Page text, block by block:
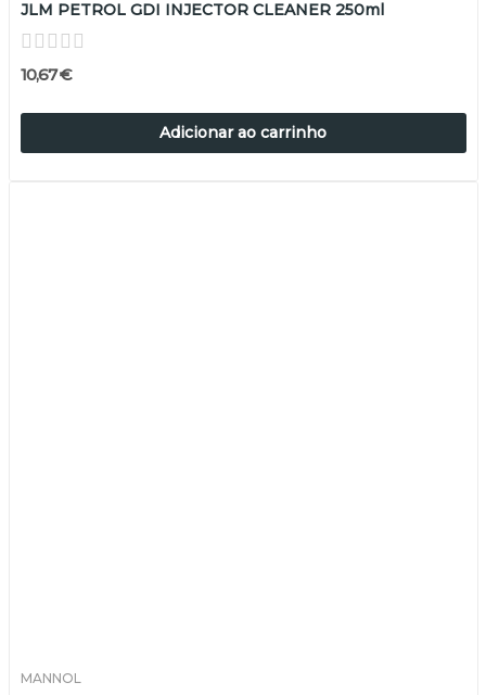
JLM PETROL GDI INJECTOR CLEANER 250ml
10,67 €
Adicionar ao carrinho
MANNOL